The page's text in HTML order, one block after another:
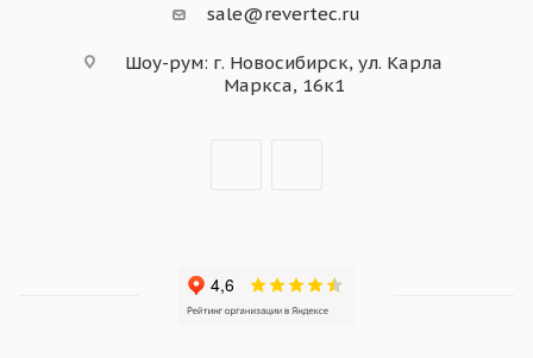
sale@revertec.ru
Шоу-рум: г. Новосибирск, ул. Карла
Маркса, 16к1